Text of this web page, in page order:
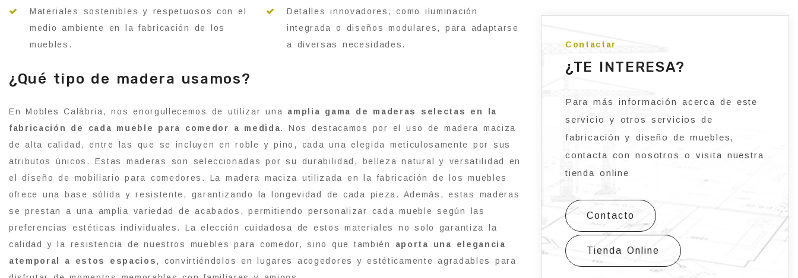
Materiales sostenibles y respetuosos con el
medio ambiente en la fabricación de los
muebles.
Detalles innovadores, como iluminación
integrada o diseños modulares, para adaptarse
a diversas necesidades.
¿Qué tipo de madera usamos?
En Mobles Calàbria, nos enorgullecemos de utilizar una amplia gama de maderas selectas en la
fabricación de cada mueble para comedor a medida. Nos destacamos por el uso de madera maciza
de alta calidad, entre las que se incluyen en roble y pino, cada una elegida meticulosamente por sus
atributos únicos. Estas maderas son seleccionadas por su durabilidad, belleza natural y versatilidad en
el diseño de mobiliario para comedores. La madera maciza utilizada en la fabricación de los muebles
ofrece una base sólida y resistente, garantizando la longevidad de cada pieza. Además, estas maderas
se prestan a una amplia variedad de acabados, permitiendo personalizar cada mueble según las
preferencias estéticas individuales. La elección cuidadosa de estos materiales no solo garantiza la
calidad y la resistencia de nuestros muebles para comedor, sino que también aporta una elegancia
atemporal a estos espacios, convirtiéndolos en lugares acogedores y estéticamente agradables para
Contactar
¿TE INTERESA?
Para más información acerca de este
servicio y otros servicios de
fabricación y diseño de muebles,
contacta con nosotros o visita nuestra
tienda online
Contacto
Tienda Online